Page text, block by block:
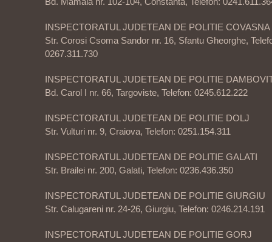
INSPECTORATUL JUDETEAN DE POLITIE COVASNA
Str. Corosi Csoma Sandor nr. 16, Sfantu Gheorghe,
0267.311.730
INSPECTORATUL JUDETEAN DE POLITIE
Bd. Carol I nr. 66, Targoviste, Telefon: 0245.612.222
INSPECTORATUL JUDETEAN DE POLITIE DOLJ
Str. Vulturi nr. 9, Craiova, Telefon: 0251.154.311
INSPECTORATUL JUDETEAN DE POLITIE GALATI
Str. Brailei nr. 200, Galati, Telefon: 0236.436.350
INSPECTORATUL JUDETEAN DE POLITIE GIURGIU
Str. Calugareni nr. 24-26, Giurgiu, Telefon: 0246.214.191
INSPECTORATUL JUDETEAN DE POLITIE GORJ